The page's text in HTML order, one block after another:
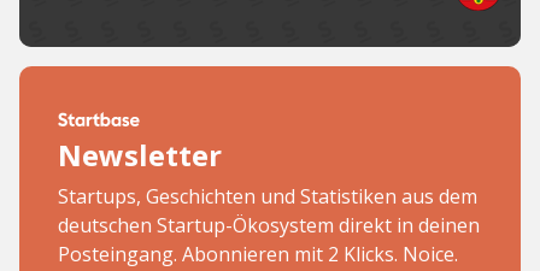
Newsletter
Startups, Geschichten und Statistiken aus dem
deutschen Startup-Ökosystem direkt in deinen
Posteingang. Abonnieren mit 2 Klicks. Noice.